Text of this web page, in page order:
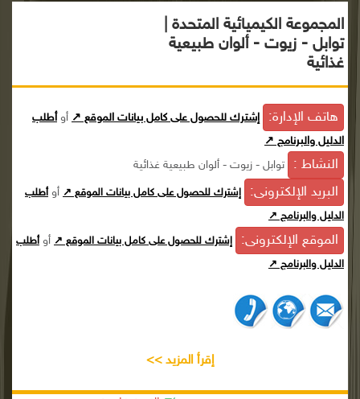
المجموعة الكيميائية المتحدة |
توابل - زيوت - ألوان طبيعية
غذائية
هاتف الإدارة: إشترك للحصول على كامل بيانات الموقع ↗ أوأطلب
الدليل والبرنامج ↗
النشاط : توابل - زيوت - ألوان طبيعية غذائية
البريد الإلكترونى: إشترك للحصول على كامل بيانات الموقع ↗ أوأطلب
الدليل والبرنامج ↗
الموقع الإلكترونى: إشترك للحصول على كامل بيانات الموقع ↗ أوأطلب
الدليل والبرنامج ↗
إقرأ المزيد >>